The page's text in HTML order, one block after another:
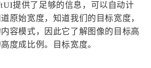
提供了足够的信息，可以自动计
原始宽度，知道我们的目标宽度，
容模式，因此它了解图像的目标高
度成比例。目标宽度。